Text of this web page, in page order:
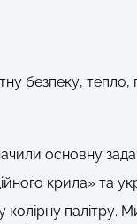
тепло,
основну
крила» та